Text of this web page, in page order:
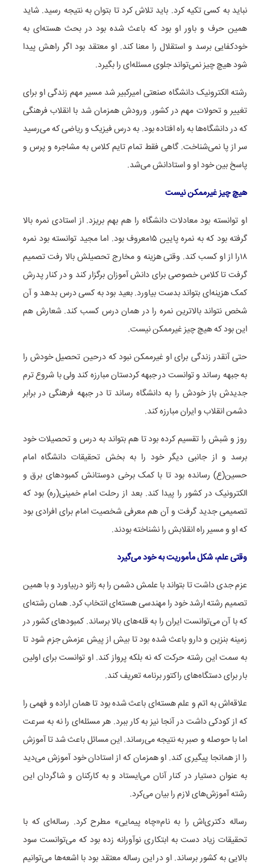
نباید به کسی تکیه کرد. باید تلاش کرد تا بتوان به نتیجه رسید. شاید
همین حرف و باور او بود که باعث شده بود در بحث هسته‌ای به
خودکفایی برسد و استقلال را معنا کند. او معتقد بود اگر راهش پیدا
شود هیچ چیز نمی‌تواند جلوی مسئله‌ای را بگیرد.
رشته الکترونیک دانشگاه صنعتی امیرکبیر شد مسیر مهم زندگی او برای
تغییر و تحولات مهم در کشور. ورودش همزمان شد با انقلاب فرهنگی
که در دانشگاه‌ها به راه افتاده بود. به درس فیزیک و ریاضی که می‌رسید
سر از پا نمی‌شناخت. گاهی فقط تمام تایم کلاس به مشاجره و پرس و
پاسخ بین خود او و استادانش می‌شد.
هیچ چیز غیرممکن نیست
او توانسته بود معادلات دانشگاه را هم بهم بریزد. از استادی نمره بالا
گرفته بود که به نمره پایین ۱۵معروف بود. اما مجید توانسته بود نمره
۱۸را از او کسب کند. وقتی هزینه و مخارج تحصیلش بالا رفت تصمیم
گرفت تا کلاس خصوصی برای دانش آموزان برگزار کند و در کنار پدرش
کمک هزینه‌ای بتواند بدست بیاورد. بعید بود به کسی درس بدهد و آن
شخص نتواند بالاترین نمره را در همان درس کسب کند. شعارش هم
این بود که هیچ چیز غیرممکن نیست.
حتی آنقدر زندگی برای او غیرممکن نبود که درحین تحصیل خودش را
به جبهه رساند و توانست در جبهه کردستان مبارزه کند ولی با شروع ترم
جدیدش باز خودش را به دانشگاه رساند تا در جبهه فرهنگی در برابر
دشمن انقلاب و ایران مبارزه کند.
روز و شبش را تقسیم کرده بود تا هم بتواند به درس و تحصیلات خود
برسد و از جانبی دیگر خود را به بخش تحقیقات دانشگاه امام
حسین(ع) رسانده بود تا با کمک برخی دوستانش کمبودهای برق و
الکترونیک در کشور را پیدا کند. بعد از رحلت امام خمینی(ره) بود که
تصمیمی جدید گرفت و آن هم معرفی شخصیت امام برای افرادی بود
که او و مسیر راه انقلابش را نشناخته بودند.
وقتی علم، شکل مأموریت به خود می‌گیرد
عزم جدی داشت تا بتواند با علمش دشمن را به زانو دربیاورد و با همین
تصمیم رشته ارشد خود را مهندسی هسته‌ای انتخاب کرد. همان رشته‌ای
که با آن می‌توانست ایران را به قله‌های بالا برساند. کمبودهای کشور در
زمینه بنزین و دارو باعث شده بود تا بیش از پیش عزمش جزم شود تا
به سمت این رشته حرکت که نه بلکه پرواز کند. او توانست برای اولین
بار برای دستگاه‌های راکتور برنامه تعریف کند.
علاقه‌اش به اتم و علم هسته‌ای باعث شده بود تا همان اراده و فهمی را
که از کودکی داشت در آنجا نیز به کار ببرد. هر مسئله‌ای را نه به سرعت
اما با حوصله و صبر به نتیجه می‌رساند. این مسائل باعث شد تا آموزش
را از همانجا پیگیری کند. او همزمان که از استادان خود آموزش می‌دید
به عنوان دستیار در کنار آنان می‌ایستاد و به کارکنان و شاگردان این
رشته‌ آموزش‌های لازم را بیان می‌کرد.
رساله دکتری‌اش را به نام«چاه پیمایی» مطرح کرد. رساله‌ای که با
تحقیقات زیاد دست به ابتکاری نوآورانه زده بود که می‌توانست سود
بالایی به کشور برساند. او در این رساله معتقد بود با اشعه‌ها می‌توانیم